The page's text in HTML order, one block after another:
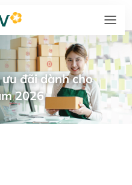
đãi dành cho
2026